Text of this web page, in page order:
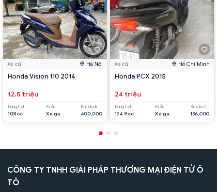
Xe cũ Hà Nội
Honda Vision 110 2014
12.5 triệu
Dung tích
108 cc
Kiểu
Xe ga
Km đã đi
400,000
Xe cũ Hồ Chí Minh
Honda PCX 2015
24 triệu
Dung tích
124.9 cc
Kiểu
Xe ga
Km đã đi
136,000
CÔNG TY TNHH GIẢI PHÁP THƯƠNG MẠI ĐIỆN TỬ Ô
TÔ